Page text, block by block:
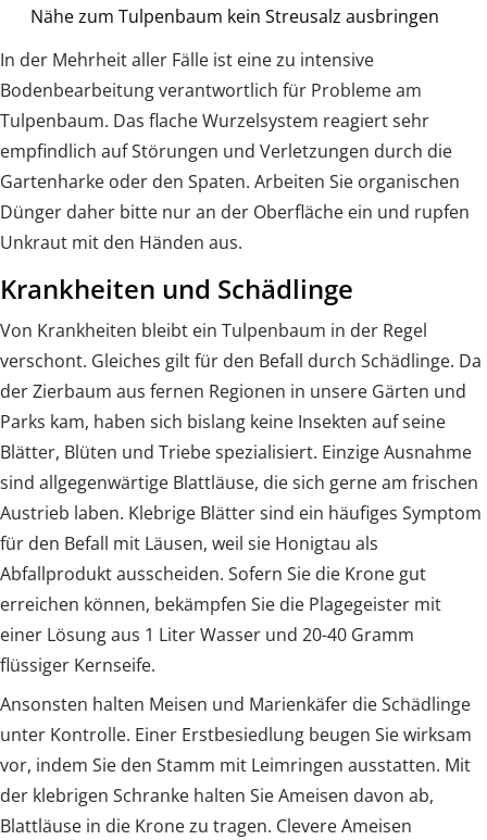
Nähe zum Tulpenbaum kein Streusalz ausbringen
In der Mehrheit aller Fälle ist eine zu intensive
Bodenbearbeitung verantwortlich für Probleme am
Tulpenbaum. Das flache Wurzelsystem reagiert sehr
empfindlich auf Störungen und Verletzungen durch die
Gartenharke oder den Spaten. Arbeiten Sie organischen
Dünger daher bitte nur an der Oberfläche ein und rupfen
Unkraut mit den Händen aus.
Krankheiten und Schädlinge
Von Krankheiten bleibt ein Tulpenbaum in der Regel
verschont. Gleiches gilt für den Befall durch Schädlinge. Da
der Zierbaum aus fernen Regionen in unsere Gärten und
Parks kam, haben sich bislang keine Insekten auf seine
Blätter, Blüten und Triebe spezialisiert. Einzige Ausnahme
sind allgegenwärtige Blattläuse, die sich gerne am frischen
Austrieb laben. Klebrige Blätter sind ein häufiges Symptom
für den Befall mit Läusen, weil sie Honigtau als
Abfallprodukt ausscheiden. Sofern Sie die Krone gut
erreichen können, bekämpfen Sie die Plagegeister mit
einer Lösung aus 1 Liter Wasser und 20-40 Gramm
flüssiger Kernseife.
Ansonsten halten Meisen und Marienkäfer die Schädlinge
unter Kontrolle. Einer Erstbesiedlung beugen Sie wirksam
vor, indem Sie den Stamm mit Leimringen ausstatten. Mit
der klebrigen Schranke halten Sie Ameisen davon ab,
Blattläuse in die Krone zu tragen. Clevere Ameisen